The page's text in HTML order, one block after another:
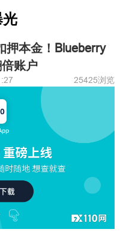
光
押本金！Blueberry
账户
25425浏览